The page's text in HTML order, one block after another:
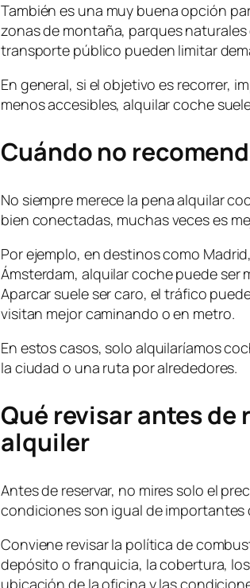
También es una muy buena opción
zonas de montaña, parques
transporte público pueden limitar
En general, si el objetivo es recorrer,
menos accesibles, alquilar coche
Cuándo no
No siempre merece la pena alquilar
bien conectadas, muchas veces es
Por ejemplo, en destinos como
Ámsterdam, alquilar coche puede ser
Aparcar suele ser caro, el tráfico
visitan mejor caminando o en metro.
En estos casos, solo alquilaríamos
la ciudad o una ruta por alrededores.
Qué revisar antes de
alquiler
Antes de reservar, no mires solo el
condiciones son igual de importantes
Conviene revisar la política de
depósito o franquicia, la cobertura,
ubicación de la oficina y las